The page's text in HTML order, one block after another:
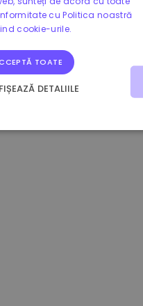
-4.10% 3.2B €
cu Politica noastră
cookie-urile.
TOATE
DETALIILE